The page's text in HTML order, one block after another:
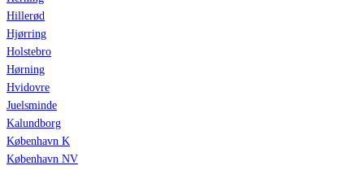
Hillerød
Hjørring
Holstebro
Hørning
Hvidovre
Juelsminde
Kalundborg
København K
København NV